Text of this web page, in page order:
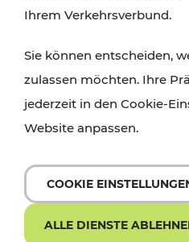
Ihrem Verkehrsverbund.
Sie können entscheiden,
zulassen möchten. Ihre
jederzeit in den Cookie-
Website anpassen.
COOKIE
ALLE DIENSTE